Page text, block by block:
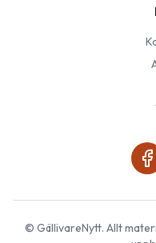
© GällivareNytt. Allt